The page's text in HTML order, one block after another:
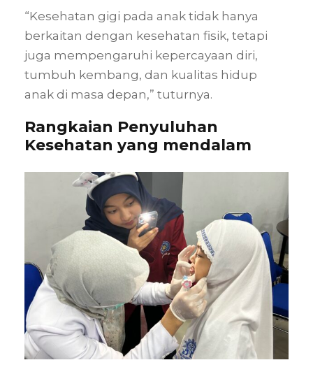
“Kesehatan gigi pada anak tidak hanya
berkaitan dengan kesehatan fisik, tetapi
juga mempengaruhi kepercayaan diri,
tumbuh kembang, dan kualitas hidup
anak di masa depan,” tuturnya.
Rangkaian Penyuluhan
Kesehatan yang mendalam